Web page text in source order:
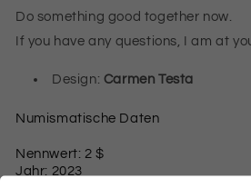
Do something good together now.
If you have any questions, I am at
Design: Carmen Testa
Numismatische Daten
Nennwert: 2 $
Jahr: 2023